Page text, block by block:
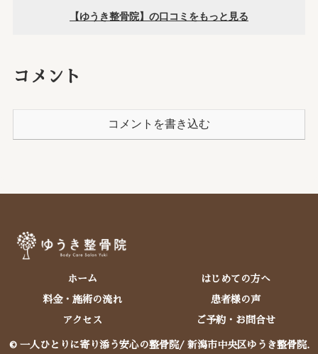
コメント
コメントを書き込む
ホーム はじめての方へ
料金・施術の流れ 患者様の声
アクセス ご予約・お問合せ
© 一人ひとりに寄り添う安心の整骨院/ 新潟市中央区ゆうき整骨院.